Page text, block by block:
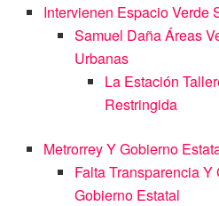
Intervienen Espacio Verde
Samuel Daña Áreas
Urbanas
La Estación
Restringida
Metrorrey Y Gobierno
Falta Transparencia
Gobierno Estatal